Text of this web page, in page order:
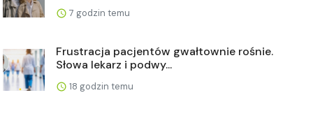
7 godzin temu
Frustracja pacjentów gwałtownie rośnie.
Słowa lekarz i podwy...
18 godzin temu